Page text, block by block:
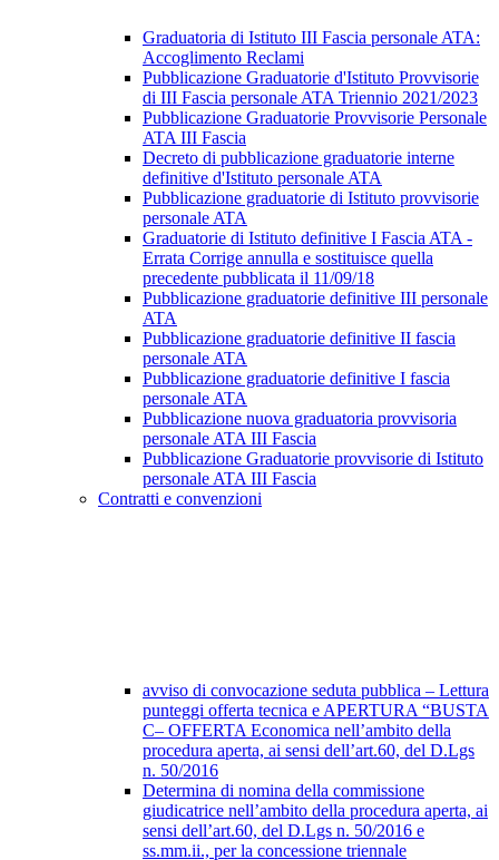
Graduatoria di Istituto III Fascia personale ATA:
Accoglimento Reclami
Pubblicazione Graduatorie d'Istituto Provvisorie
di III Fascia personale ATA Triennio 2021/2023
Pubblicazione Graduatorie Provvisorie Personale
ATA III Fascia
Decreto di pubblicazione graduatorie interne
definitive d'Istituto personale ATA
Pubblicazione graduatorie di Istituto provvisorie
personale ATA
Graduatorie di Istituto definitive I Fascia ATA -
Errata Corrige annulla e sostituisce quella
precedente pubblicata il 11/09/18
Pubblicazione graduatorie definitive III personale
ATA
Pubblicazione graduatorie definitive II fascia
personale ATA
Pubblicazione graduatorie definitive I fascia
personale ATA
Pubblicazione nuova graduatoria provvisoria
personale ATA III Fascia
Pubblicazione Graduatorie provvisorie di Istituto
personale ATA III Fascia
Contratti e convenzioni
avviso di convocazione seduta pubblica – Lettura
punteggi offerta tecnica e APERTURA “BUSTA
C– OFFERTA Economica nell’ambito della
procedura aperta, ai sensi dell’art.60, del D.Lgs
n. 50/2016
Determina di nomina della commissione
giudicatrice nell’ambito della procedura aperta, ai
sensi dell’art.60, del D.Lgs n. 50/2016 e
ss.mm.ii., per la concessione triennale